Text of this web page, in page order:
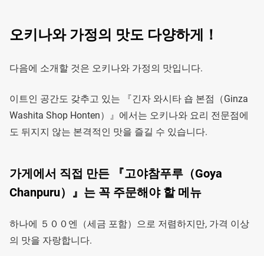
오키나와 가정의 맛도 다양하게！
다음에 소개할 것은 오키나와 가정의 맛입니다.
이트인 공간도 갖추고 있는 『긴자 와시타 숍 본점（Ginza
Washita Shop Honten）』에서는 오키나와 요리 전문점에
도 뒤지지 않는 본격적인 맛을 즐길 수 있습니다.
가게에서 직접 만든 『고야참푸루（Goya
Chanpuru）』는 꼭 주문해야 할 메뉴
하나에 ５００엔（세금 포함）으로 저렴하지만, 가격 이상
의 맛을 자랑합니다.